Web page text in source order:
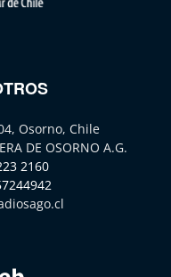
Osorno, Chile
DE OSORNO A.G.
2160